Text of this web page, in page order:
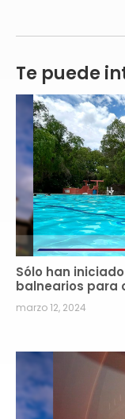
Te puede
Sólo han
balnearios para
marzo 12, 2024